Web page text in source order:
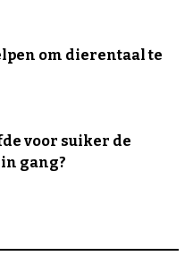
om dierentaal te
voor suiker de
gang?